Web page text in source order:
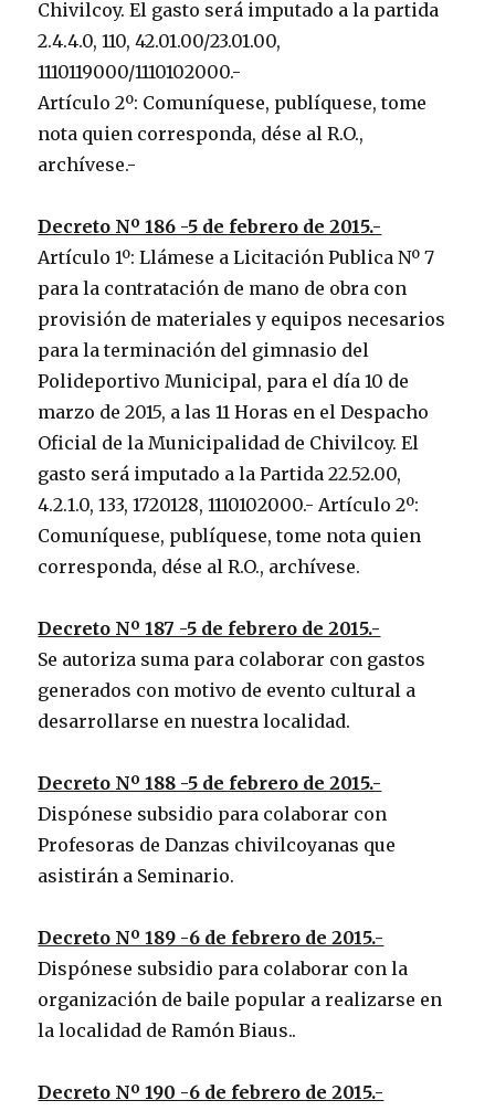
Chivilcoy. El gasto será imputado a la partida
2.4.4.0, 110, 42.01.00/23.01.00,
1110119000/1110102000.-
Artículo 2º: Comuníquese, publíquese, tome
nota quien corresponda, dése al R.O.,
archívese.-
Decreto Nº 186 -5 de febrero de 2015.-
Artículo 1º: Llámese a Licitación Publica Nº 7
para la contratación de mano de obra con
provisión de materiales y equipos necesarios
para la terminación del gimnasio del
Polideportivo Municipal, para el día 10 de
marzo de 2015, a las 11 Horas en el Despacho
Oficial de la Municipalidad de Chivilcoy. El
gasto será imputado a la Partida 22.52.00,
4.2.1.0, 133, 1720128, 1110102000.- Artículo 2º:
Comuníquese, publíquese, tome nota quien
corresponda, dése al R.O., archívese.
Decreto Nº 187 -5 de febrero de 2015.-
Se autoriza suma para colaborar con gastos
generados con motivo de evento cultural a
desarrollarse en nuestra localidad.
Decreto Nº 188 -5 de febrero de 2015.-
Dispónese subsidio para colaborar con
Profesoras de Danzas chivilcoyanas que
asistirán a Seminario.
Decreto Nº 189 -6 de febrero de 2015.-
Dispónese subsidio para colaborar con la
organización de baile popular a realizarse en
la localidad de Ramón Biaus..
Decreto Nº 190 -6 de febrero de 2015.-